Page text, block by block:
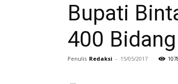
Bupati
400
Penulis Redaksi - 15/05/2017